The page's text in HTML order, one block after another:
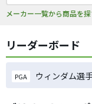
メーカー一覧から商品を
リーダーボード
PGA ウィンダム選